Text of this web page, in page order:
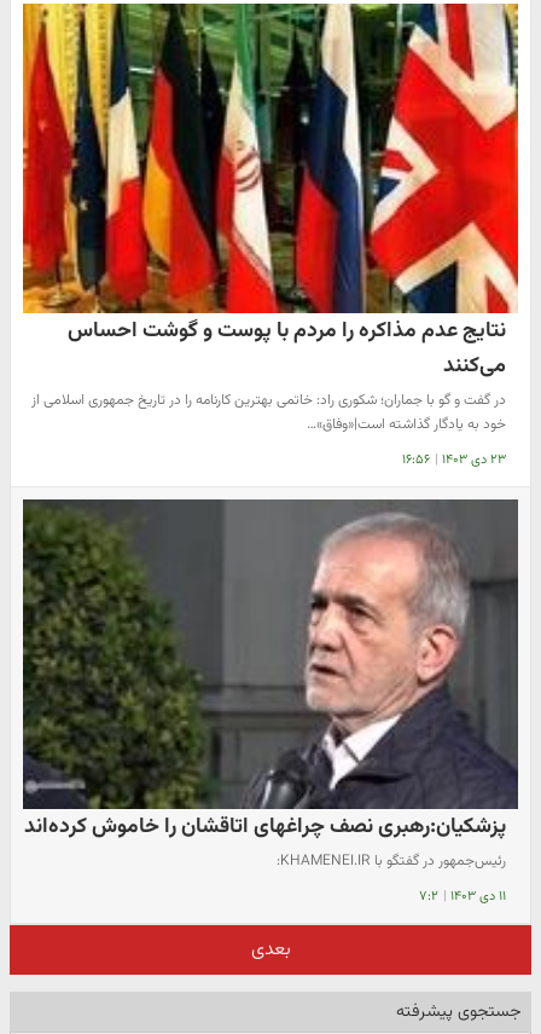
نتایج عدم مذاکره را مردم با پوست و گوشت‌ احساس
می‌کنند
در گفت و گو با جماران؛ شکوری راد: خاتمی بهترین کارنامه را در تاریخ جمهوری اسلامی از
خود به یادگار گذاشته است|«وفاق»…
۲۳ دی ۱۴۰۳ | ۱۶:۵۶
پزشکیان:رهبری نصف چراغهای اتاقشان را خاموش کرده‌اند
رئیس‌جمهور در گفتگو با KHAMENEI.IR:
۱۱ دی ۱۴۰۳ | ۷:۲
بعدی
جستجوی پیشرفته